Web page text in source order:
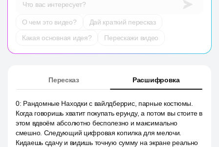
Что вас интересует?
О чем это видео?
Дай краткий пересказ
Какая основная идея?
Перескажи видео
Пересказ Расшифровка
0: Рандомные Находки с вайлдберрис, парные костюмы.
Когда говоришь хватит покупать ерунду, а потом вы стоите в
этом вдвоём абсолютно бесполезно и максимально
смешно. Следующий цифровая копилка для мелочи.
Кидаешь сдачу и видишь точную сумму на экране реально